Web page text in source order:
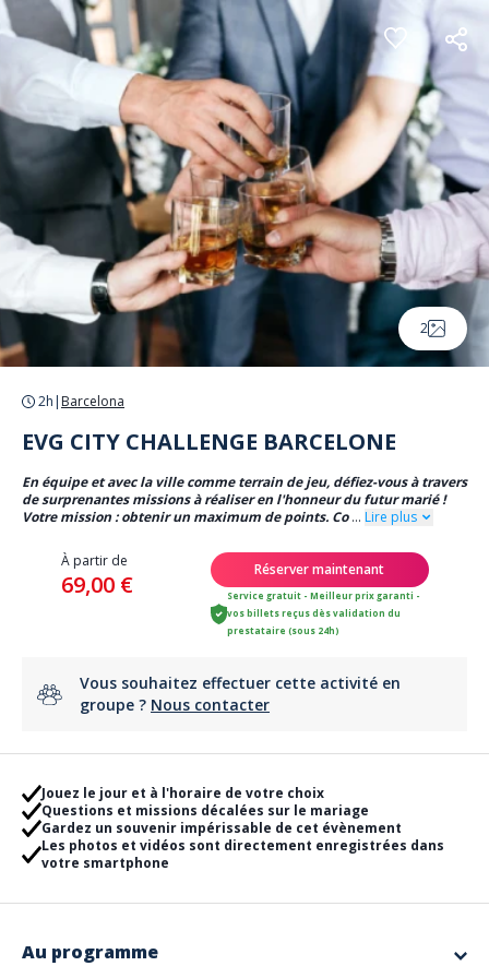
Panneau de gestion des cookies
2
2h | Barcelona
EVG CITY CHALLENGE BARCELONE
En équipe et avec la ville comme terrain de jeu, défiez-vous à travers
de surprenantes missions à réaliser en l'honneur du futur marié !
Votre mission : obtenir un maximum de points. Co ... Lire plus
À partir de
69,00 €
Réserver maintenant
Service gratuit - Meilleur prix garanti -
vos billets reçus dès validation du
prestataire (sous 24h)
Vous souhaitez effectuer cette activité en
groupe ? Nous contacter
Jouez le jour et à l'horaire de votre choix
Questions et missions décalées sur le mariage
Gardez un souvenir impérissable de cet évènement
Les photos et vidéos sont directement enregistrées dans
votre smartphone
Au programme